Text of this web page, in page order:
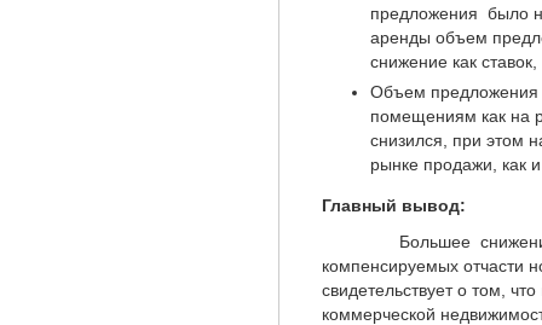
предложения было
аренды объем
снижение как
Объем предложения
помещениям как на
снизился, при этом
рынке продажи, как
Главный вывод:
Большее снижение
компенсируемых отчасти
свидетельствует о том,
коммерческой